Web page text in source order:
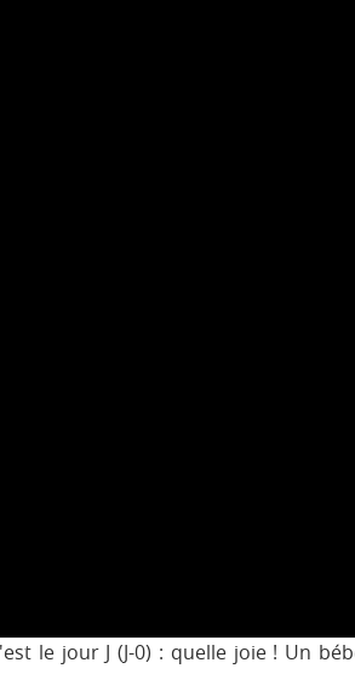
le jour J (J-0) : quelle joie ! Un